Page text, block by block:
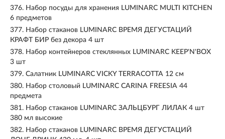
376. Набор посуды для хранения LUMINARC MULTI KITCHEN
6 предметов
377. Набор стаканов LUMINARC ВРЕМЯ ДЕГУСТАЦИЙ
КРАФТ БИР без декора 4 шт
378. Набор контейнеров стеклянных LUMINARC KEEP'N'BOX
3 шт
379. Салатник LUMINARC VICKY TERRACOTTA 12 см
380. Набор столовый LUMINARC CARINA FREESIA 44
предмета
381. Набор стаканов LUMINARC ЗАЛЬЦБУРГ ЛИЛАК 4 шт
380 мл высокие
382. Набор стаканов LUMINARC ВРЕМЯ ДЕГУСТАЦИЙ